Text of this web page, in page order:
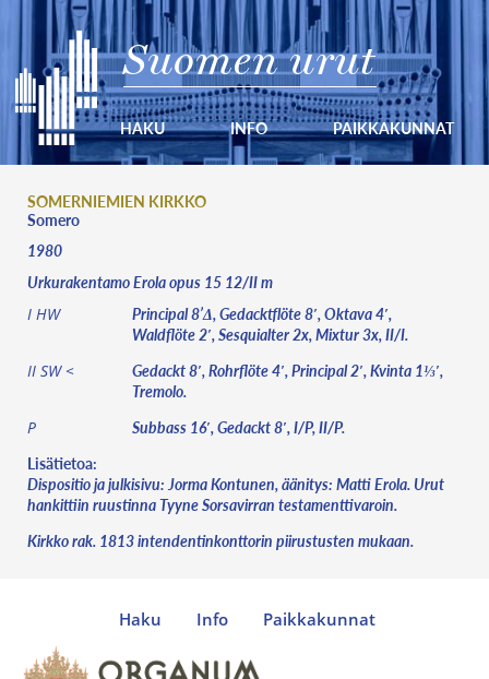
Suomen urut
HAKU INFO PAIKKAKUNNAT
SOMERNIEMIEN KIRKKO
Somero
1980
Urkurakentamo Erola opus 15 12/II m
I HW
Principal 8’Δ, Gedacktflöte 8′, Oktava 4′,
Waldflöte 2′, Sesquialter 2x, Mixtur 3x, II/I.
II SW <
Gedackt 8′, Rohrflöte 4′, Principal 2′, Kvinta 1⅓′,
Tremolo.
P
Subbass 16′, Gedackt 8′, I/P, II/P.
Lisätietoa:
Dispositio ja julkisivu: Jorma Kontunen, äänitys: Matti Erola. Urut
hankittiin ruustinna Tyyne Sorsavirran testamenttivaroin.
Kirkko rak. 1813 intendentinkonttorin piirustusten mukaan.
Haku Info Paikkakunnat